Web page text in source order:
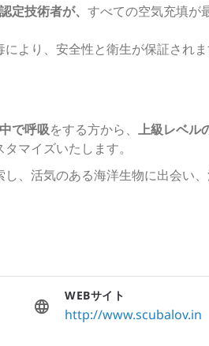
定技術者が、 すべての空気充填が
より、安全性と衛生が保証されま
で呼吸をする方から、 上級レベル
マイズいたします。
、活気のある海洋生物に出会い
WEBサイト
http://www.scubalov.in